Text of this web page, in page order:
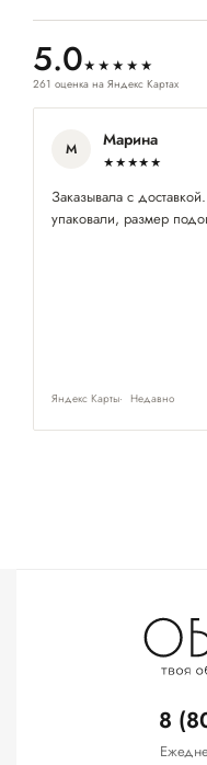
5.0★★★★★
261 оценка на Яндекс Картах
М Марина
★★★★★
Заказывала с
упаковали, размер
Яндекс Карты Недавно
8